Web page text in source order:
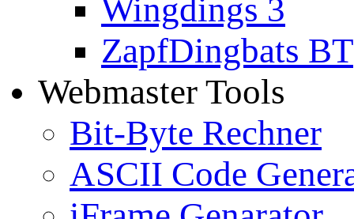
Wingdings 3
ZapfDingbats BT
Webmaster Tools
Bit-Byte Rechner
ASCII Code